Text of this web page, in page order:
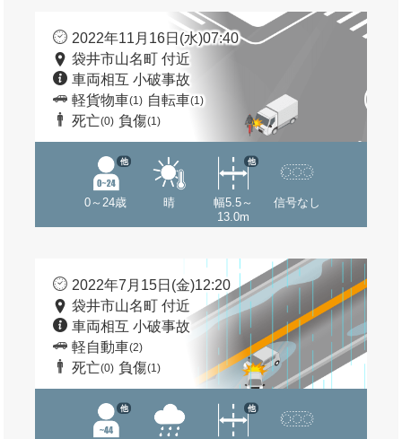
2022年11月16日(水)07:40
袋井市山名町 付近
車両相互 小破事故
軽貨物車(1) 自転車(1)
死亡(0) 負傷(1)
0～24歳
他
晴
幅5.5～
13.0m
他
信号なし
2022年7月15日(金)12:20
袋井市山名町 付近
車両相互 小破事故
軽自動車(2)
死亡(0) 負傷(1)
他 他